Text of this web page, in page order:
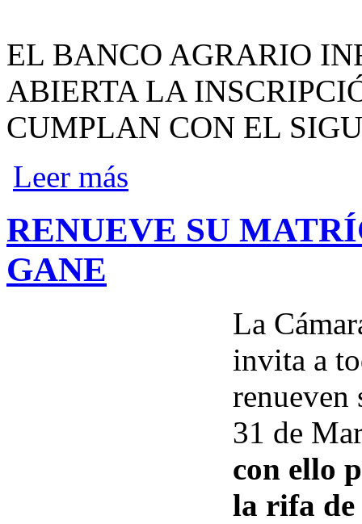
EL BANCO AGRARIO
ABIERTA LA
CUMPLAN CON EL
Leer más
RENUEVE SU
GANE
La
invita a
renueven
31 de
con ello
la rifa de